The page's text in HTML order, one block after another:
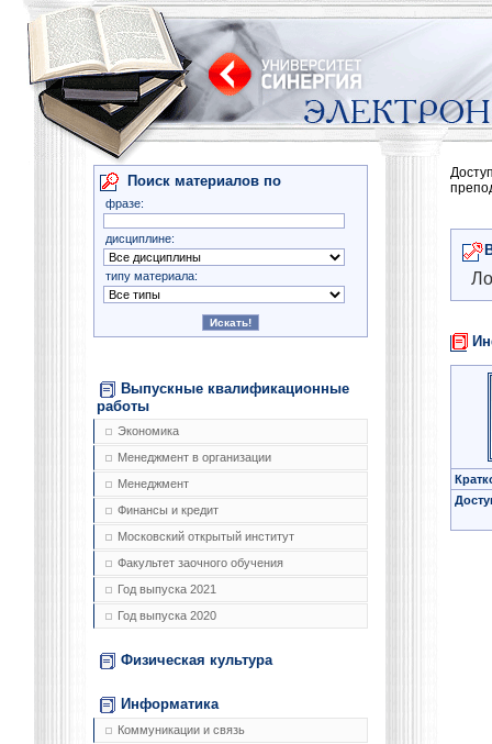
Поиск материалов по
фразе:
дисциплине:
типу материала:
Выпускные квалификационные
работы
Экономика
Менеджмент в организации
Менеджмент
Финансы и кредит
Московский открытый институт
Факультет заочного обучения
Год выпуска 2021
Год выпуска 2020
Физическая культура
Информатика
Коммуникации и связь